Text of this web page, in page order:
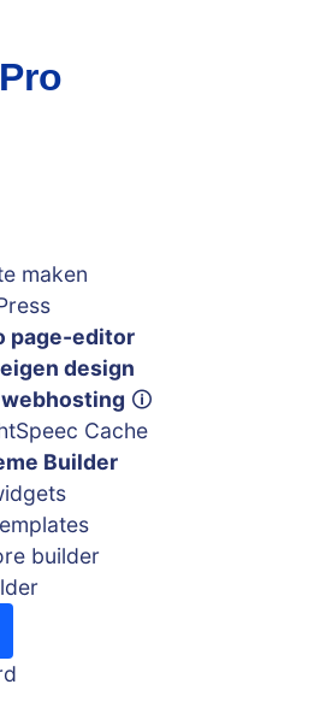
maken
page-editor
design
🛈
Cache
Builder
builder